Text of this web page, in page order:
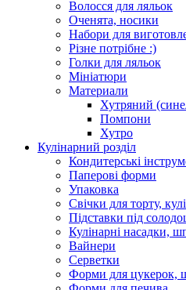
Волосся для ляльок
Оченята, носики
Набори для
Різне потрібне :)
Голки для ляльок
Мініатюри
Материали
Хутряний
Помпони
Хутро
Кулінарний розділ
Кондитерські
Паперові форми
Упаковка
Свічки для торту,
Підставки під
Кулінарні насадки,
Вайнери
Серветки
Форми для цукерок,